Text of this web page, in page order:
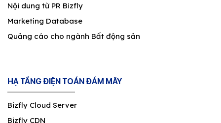
Nội dung từ PR Bizfly
Marketing Database
Quảng cáo cho ngành Bất động sản
HẠ TẦNG ĐIỆN TOÁN ĐÁM MÂY
Bizfly Cloud Server
Bizfly CDN